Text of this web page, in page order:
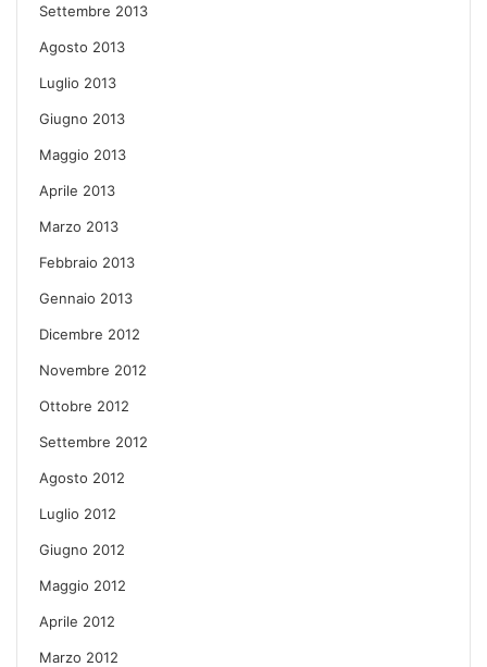
Settembre 2013
Agosto 2013
Luglio 2013
Giugno 2013
Maggio 2013
Aprile 2013
Marzo 2013
Febbraio 2013
Gennaio 2013
Dicembre 2012
Novembre 2012
Ottobre 2012
Settembre 2012
Agosto 2012
Luglio 2012
Giugno 2012
Maggio 2012
Aprile 2012
Marzo 2012